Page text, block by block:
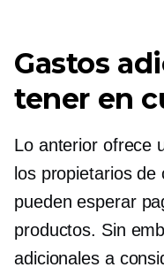
Gastos
tener en
Lo anterior ofrece
los propietarios de
pueden esperar
productos. Sin
adicionales a